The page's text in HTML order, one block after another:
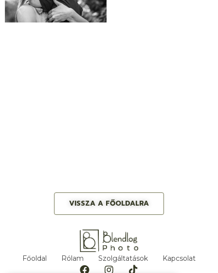
VISSZA A FŐOLDALRA
Főoldal Rólam Szolgáltatások Kapcsolat